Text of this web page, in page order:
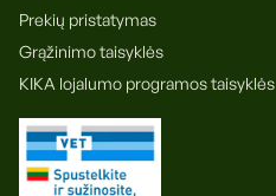
Prekių pristatymas
Grąžinimo taisyklės
KIKA lojalumo programos taisyklės